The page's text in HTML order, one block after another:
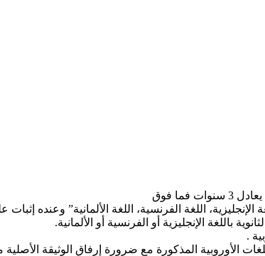
فوق
اللغة الفرنسية، اللغة الألمانية” وعنده
باللغة الإنجليزية أو الفرنسية أو الألمانية.
.
الأوروبية المذكورة مع ضرورة إرفاق الوثيقة الأصلية